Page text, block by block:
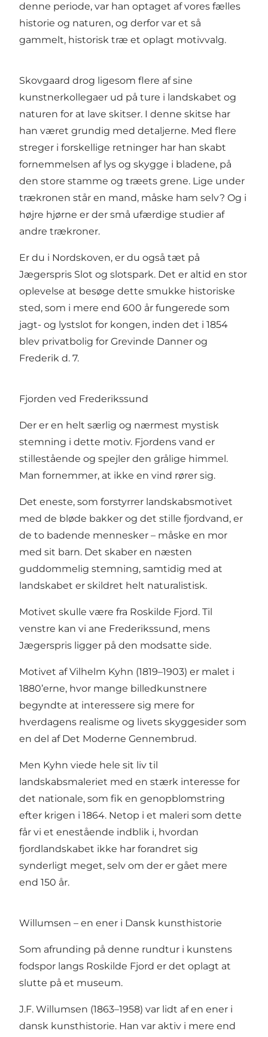
denne periode, var han optaget af vores fælles
historie og naturen, og derfor var et så
gammelt, historisk træ et oplagt motivvalg.
Skovgaard drog ligesom flere af sine
kunstnerkollegaer ud på ture i landskabet og
naturen for at lave skitser. I denne skitse har
han været grundig med detaljerne. Med flere
streger i forskellige retninger har han skabt
fornemmelsen af lys og skygge i bladene, på
den store stamme og træets grene. Lige under
trækronen står en mand, måske ham selv? Og i
højre hjørne er der små ufærdige studier af
andre trækroner.
Er du i Nordskoven, er du også tæt på
Jægerspris Slot og slotspark. Det er altid en stor
oplevelse at besøge dette smukke historiske
sted, som i mere end 600 år fungerede som
jagt- og lystslot for kongen, inden det i 1854
blev privatbolig for Grevinde Danner og
Frederik d. 7.
Fjorden ved Frederikssund
Der er en helt særlig og nærmest mystisk
stemning i dette motiv. Fjordens vand er
stillestående og spejler den grålige himmel.
Man fornemmer, at ikke en vind rører sig.
Det eneste, som forstyrrer landskabsmotivet
med de bløde bakker og det stille fjordvand, er
de to badende mennesker – måske en mor
med sit barn. Det skaber en næsten
guddommelig stemning, samtidig med at
landskabet er skildret helt naturalistisk.
Motivet skulle være fra Roskilde Fjord. Til
venstre kan vi ane Frederikssund, mens
Jægerspris ligger på den modsatte side.
Motivet af Vilhelm Kyhn (1819–1903) er malet i
1880’erne, hvor mange billedkunstnere
begyndte at interessere sig mere for
hverdagens realisme og livets skyggesider som
en del af Det Moderne Gennembrud.
Men Kyhn viede hele sit liv til
landskabsmaleriet med en stærk interesse for
det nationale, som fik en genopblomstring
efter krigen i 1864. Netop i et maleri som dette
får vi et enestående indblik i, hvordan
fjordlandskabet ikke har forandret sig
synderligt meget, selv om der er gået mere
end 150 år.
Willumsen – en ener i Dansk kunsthistorie
Som afrunding på denne rundtur i kunstens
fodspor langs Roskilde Fjord er det oplagt at
slutte på et museum.
J.F. Willumsen (1863–1958) var lidt af en ener i
dansk kunsthistorie. Han var aktiv i mere end